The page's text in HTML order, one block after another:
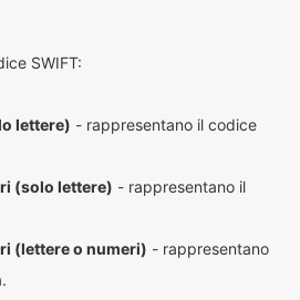
SWIFT:
lettere) - rappresentano il codice
(solo lettere) - rappresentano il
(lettere o numeri) - rappresentano